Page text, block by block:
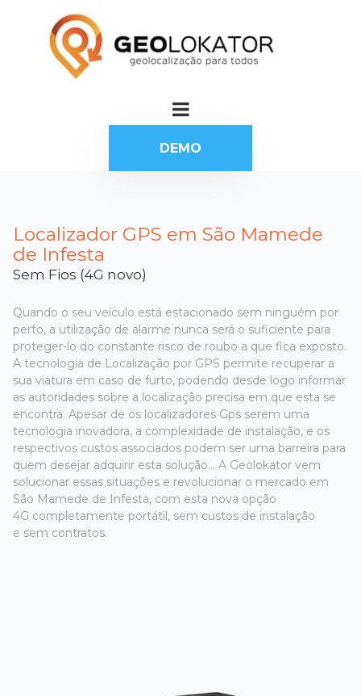
DEMO
Localizador GPS em São Mamede
de Infesta
Sem Fios (4G novo)
Quando o seu veículo está estacionado sem ninguém por
perto, a utilização de alarme nunca será o suficiente para
proteger-lo do constante risco de roubo a que fica exposto.
A tecnologia de Localização por GPS permite recuperar a
sua viatura em caso de furto, podendo desde logo informar
as autoridades sobre a localização precisa em que esta se
encontra. Apesar de os localizadores Gps serem uma
tecnologia inovadora, a complexidade de instalação, e os
respectivos custos associados podem ser uma barreira para
quem desejar adquirir esta solução... A Geolokator vem
solucionar essas situações e revolucionar o mercado em
São Mamede de Infesta, com esta nova opção
4G completamente portátil, sem custos de instalação
e sem contratos.